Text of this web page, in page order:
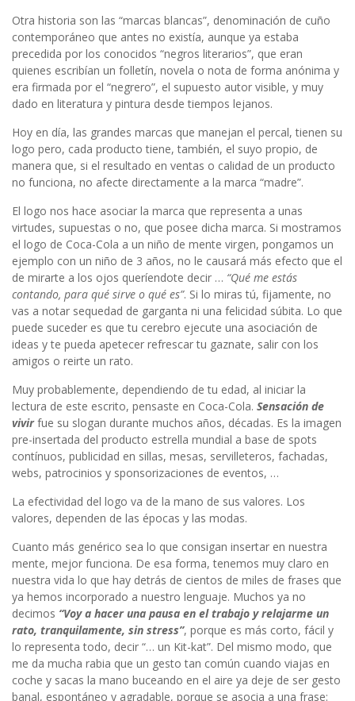
Otra historia son las “marcas blancas”, denominación de cuño
contemporáneo que antes no existía, aunque ya estaba
precedida por los conocidos “negros literarios”, que eran
quienes escribían un folletín, novela o nota de forma anónima y
era firmada por el “negrero”, el supuesto autor visible, y muy
dado en literatura y pintura desde tiempos lejanos.
Hoy en día, las grandes marcas que manejan el percal, tienen su
logo pero, cada producto tiene, también, el suyo propio, de
manera que, si el resultado en ventas o calidad de un producto
no funciona, no afecte directamente a la marca “madre”.
El logo nos hace asociar la marca que representa a unas
virtudes, supuestas o no, que posee dicha marca. Si mostramos
el logo de Coca-Cola a un niño de mente virgen, pongamos un
ejemplo con un niño de 3 años, no le causará más efecto que el
de mirarte a los ojos queríendote decir … “Qué me estás
contando, para qué sirve o qué es”. Si lo miras tú, fijamente, no
vas a notar sequedad de garganta ni una felicidad súbita. Lo que
puede suceder es que tu cerebro ejecute una asociación de
ideas y te pueda apetecer refrescar tu gaznate, salir con los
amigos o reirte un rato.
Muy probablemente, dependiendo de tu edad, al iniciar la
lectura de este escrito, pensaste en Coca-Cola. Sensación de
vivirfue su slogan durante muchos años, décadas. Es la imagen
pre-insertada del producto estrella mundial a base de spots
contínuos, publicidad en sillas, mesas, servilleteros, fachadas,
webs, patrocinios y sponsorizaciones de eventos, …
La efectividad del logo va de la mano de sus valores. Los
valores, dependen de las épocas y las modas.
Cuanto más genérico sea lo que consigan insertar en nuestra
mente, mejor funciona. De esa forma, tenemos muy claro en
nuestra vida lo que hay detrás de cientos de miles de frases que
ya hemos incorporado a nuestro lenguaje. Muchos ya no
decimos “Voy a hacer una pausa en el trabajo y relajarme un
rato, tranquilamente, sin stress”, porque es más corto, fácil y
lo representa todo, decir “… un Kit-kat”. Del mismo modo, que
me da mucha rabia que un gesto tan común cuando viajas en
coche y sacas la mano buceando en el aire ya deje de ser gesto
banal, espontáneo y agradable, porque se asocia a una frase: